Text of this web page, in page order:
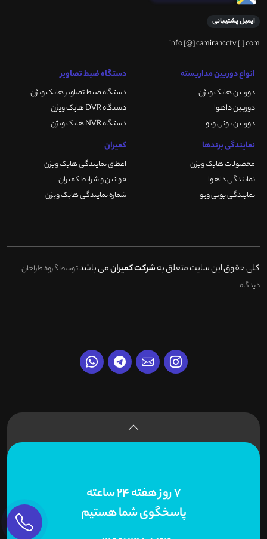
ایمیل پشتیبانی
info [@] camirancctv [.] com
انواع دوربین مداربسته
دوربین هایک ویژن
دوربین داهوا
دوربین یونی ویو
دستگاه ضبط تصاویر
دستگاه ضبط تصاویر هایک ویژن
دستگاه DVR هایک ویژن
دستگاه NVR هایک ویژن
نمایندگی برندها
محصولات هایک ویژن
نمایندگی داهوا
نمایندگی یونی ویو
کمیران
اعطای نمایندگی هایک ویژن
قوانین و شرایط کمیران
شماره نمایندگی هایک ویژن
کلی حقوق این سایت متعلق بهشرکت کمیرانمی باشدتوسط گروه طراحان
دیدگاه
7 روز هفته 24 ساعته
پاسخگوی شما هستیم